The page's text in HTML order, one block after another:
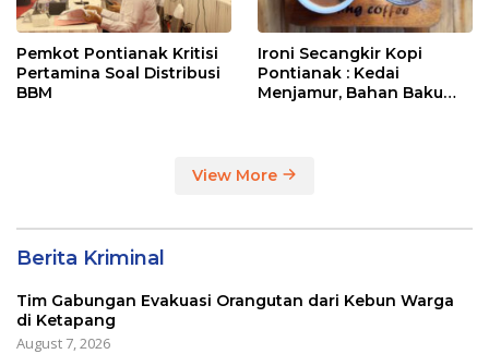
Pemkot Pontianak Kritisi
Pertamina Soal Distribusi
BBM
Ironi Secangkir Kopi
Pontianak : Kedai
Menjamur, Bahan Baku
View More
Berita Kriminal
Tim Gabungan Evakuasi Orangutan dari Kebun Warga
di Ketapang
August 7, 2026